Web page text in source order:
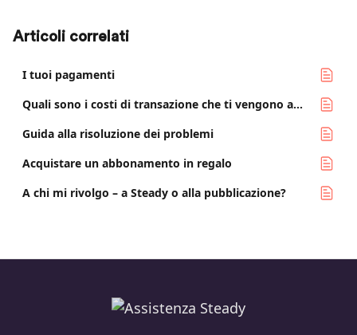
Articoli correlati
I tuoi pagamenti
Quali sono i costi di transazione che ti vengono addebitati da Steady?
Guida alla risoluzione dei problemi
Acquistare un abbonamento in regalo
A chi mi rivolgo – a Steady o alla pubblicazione?